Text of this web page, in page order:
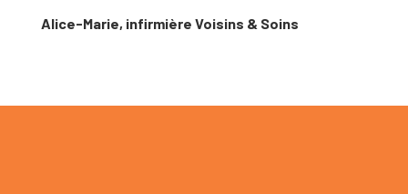
Alice-Marie, infirmière Voisins & Soins